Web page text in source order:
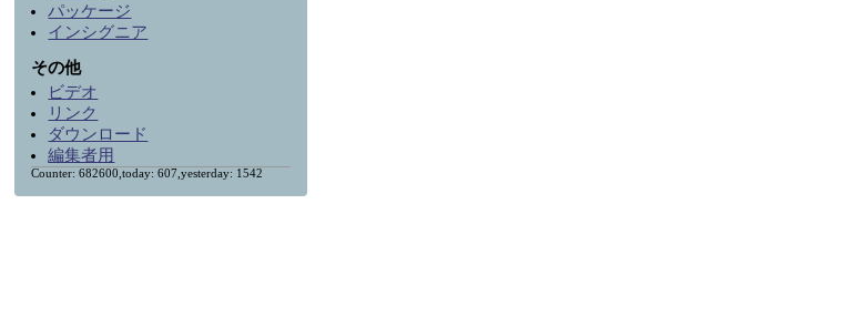
パッケージ
インシグニア
その他
ビデオ
リンク
ダウンロード
編集者用
Counter: 682600,today: 607,yesterday: 1542